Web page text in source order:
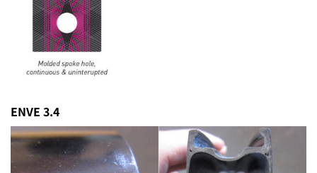
ENVE 3.4